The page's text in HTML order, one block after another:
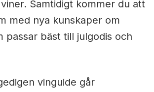
Samtidigt kommer du att
med nya kunskaper om
passar bäst till julgodis och
vinguide går